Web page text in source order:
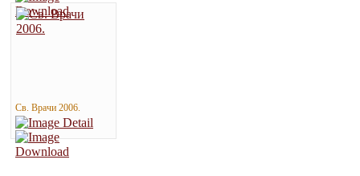
Св. Врачи 2006.